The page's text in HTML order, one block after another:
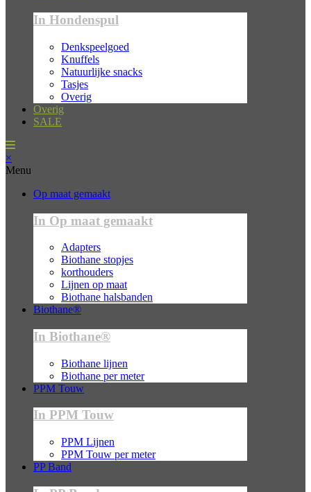
In Hondenspul
Denkspeelgoed
Knuffels
Natuurlijke snacks
Tasjes
Overig
Overig
SALE
×
Menu
Op maat gemaakt
In Op maat gemaakt
Adapters
Biothane stopjes
korthouders
Lijnen op maat
Biothane halsbanden
Biothane®
In Biothane®
Biothane lijnen
Biothane per meter
PPM Touw
In PPM Touw
PPM Lijnen
PPM Touw per meter
PP Band